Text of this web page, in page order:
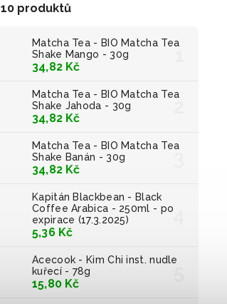
produktů
Matcha Tea - BIO Matcha Tea
Shake Mango - 30g
34,82 Kč
Matcha Tea - BIO Matcha Tea
Shake Jahoda - 30g
34,82 Kč
Matcha Tea - BIO Matcha Tea
Shake Banán - 30g
34,82 Kč
Kapitán Blackbean - Black
Coffee Arabica - 250ml - po
expirace (17.3.2025)
5,36 Kč
Acecook - Kim Chi inst. nudle
kuřecí - 78g
15,80 Kč